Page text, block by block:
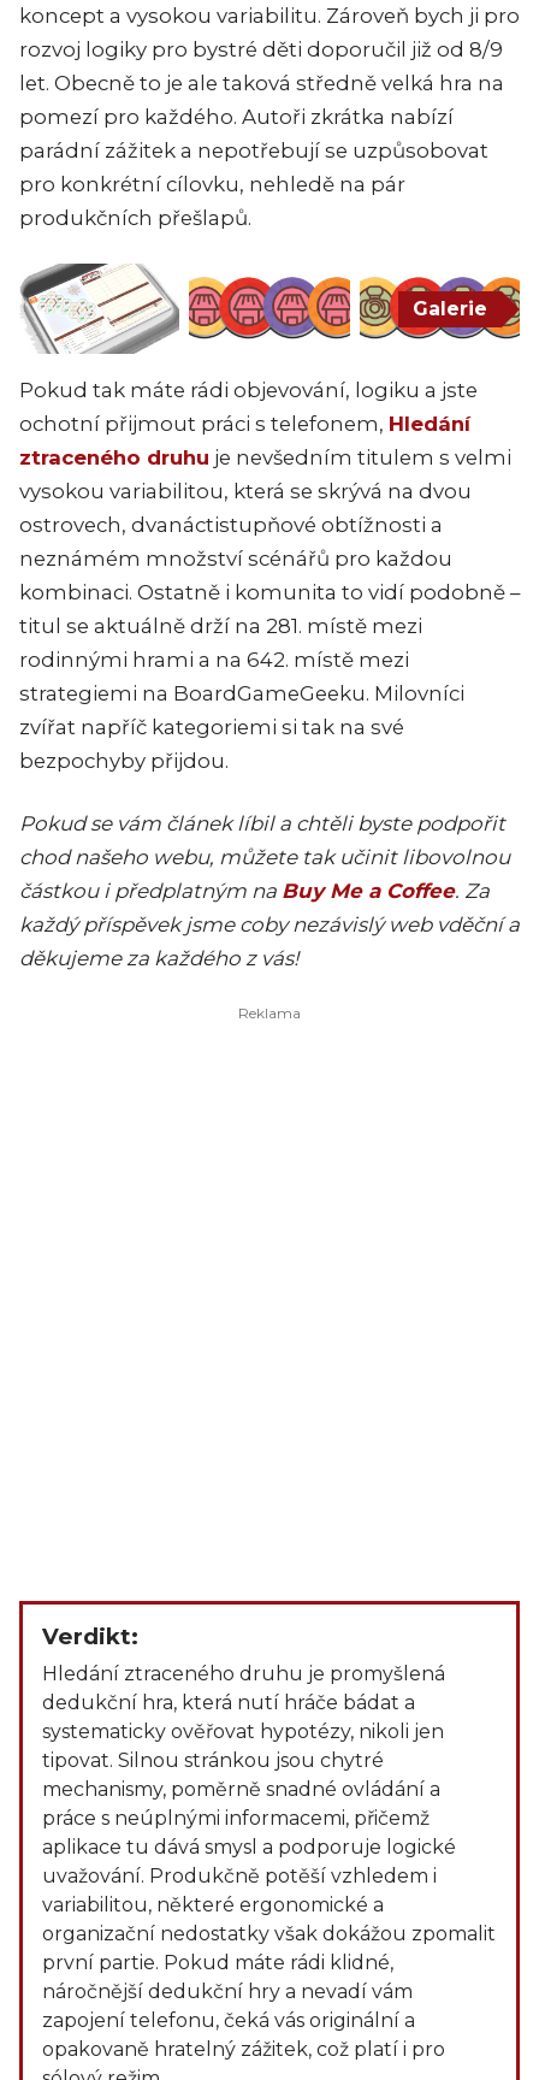
koncept a vysokou variabilitu. Zároveň bych ji pro
rozvoj logiky pro bystré děti doporučil již od 8/9
let. Obecně to je ale taková středně velká hra na
pomezí pro každého. Autoři zkrátka nabízí
parádní zážitek a nepotřebují se uzpůsobovat
pro konkrétní cílovku, nehledě na pár
produkčních přešlapů.
Galerie
Pokud tak máte rádi objevování, logiku a jste
ochotní přijmout práci s telefonem, Hledání
ztraceného druhu je nevšedním titulem s velmi
vysokou variabilitou, která se skrývá na dvou
ostrovech, dvanáctistupňové obtížnosti a
neznámém množství scénářů pro každou
kombinaci. Ostatně i komunita to vidí podobně –
titul se aktuálně drží na 281. místě mezi
rodinnými hrami a na 642. místě mezi
strategiemi na BoardGameGeeku. Milovníci
zvířat napříč kategoriemi si tak na své
bezpochyby přijdou.
Pokud se vám článek líbil a chtěli byste podpořit
chod našeho webu, můžete tak učinit libovolnou
částkou i předplatným na Buy Me a Coffee. Za
každý příspěvek jsme coby nezávislý web vděční a
děkujeme za každého z vás!
Verdikt:
Hledání ztraceného druhu je promyšlená
dedukční hra, která nutí hráče bádat a
systematicky ověřovat hypotézy, nikoli jen
tipovat. Silnou stránkou jsou chytré
mechanismy, poměrně snadné ovládání a
práce s neúplnými informacemi, přičemž
aplikace tu dává smysl a podporuje logické
uvažování. Produkčně potěší vzhledem i
variabilitou, některé ergonomické a
organizační nedostatky však dokážou zpomalit
první partie. Pokud máte rádi klidné,
náročnější dedukční hry a nevadí vám
zapojení telefonu, čeká vás originální a
opakovaně hratelný zážitek, což platí i pro